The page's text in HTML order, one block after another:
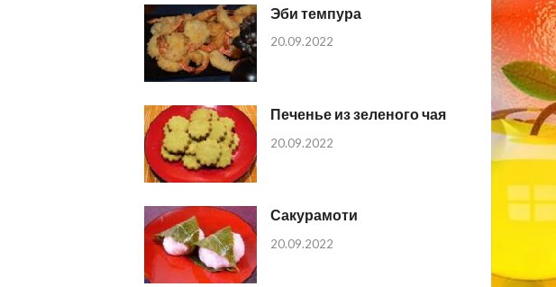
Эби темпура
20.09.2022
Печенье из зеленого чая
20.09.2022
Сакурамоти
20.09.2022